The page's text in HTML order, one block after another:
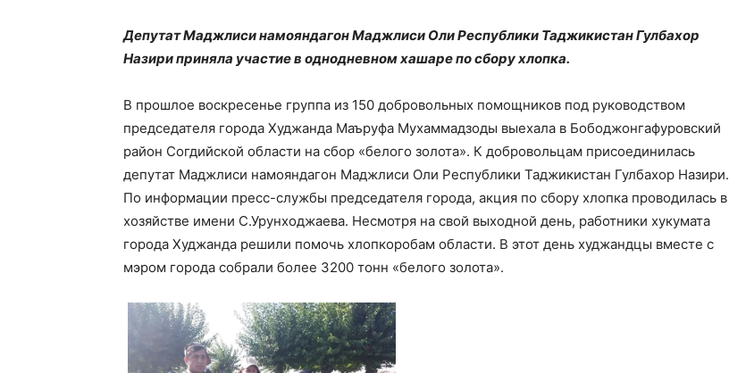
Депутат Маджлиси намояндагон Маджлиси Оли Республики Таджикистан Гулбахор
Назири приняла участие в однодневном хашаре по сбору хлопка.
В прошлое воскресенье группа из 150 добровольных помощников под руководством
председателя города Худжанда Маъруфа Мухаммадзоды выехала в Бободжонгафуровский
район Согдийской области на сбор «белого золота». К добровольцам присоединилась
депутат Маджлиси намояндагон Маджлиси Оли Республики Таджикистан Гулбахор Назири.
По информации пресс-службы председателя города, акция по сбору хлопка проводилась в
хозяйстве имени С.Урунходжаева. Несмотря на свой выходной день, работники хукумата
города Худжанда решили помочь хлопкоробам области. В этот день худжандцы вместе с
мэром города собрали более 3200 тонн «белого золота».